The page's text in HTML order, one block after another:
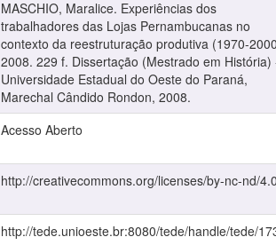
MASCHIO, Maralice. Experiências dos
trabalhadores das Lojas Pernambucanas no
contexto da reestruturação produtiva (1970-
2008. 229 f. Dissertação (Mestrado em História)
Universidade Estadual do Oeste do Paraná,
Marechal Cândido Rondon, 2008.
Acesso Aberto
http://creativecommons.org/licenses/by-nc-nd/
http://tede.unioeste.br:8080/tede/handle/tede/